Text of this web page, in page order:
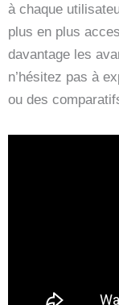
à chaque
plus en plus
davantage les
n’hésitez pas à
ou des